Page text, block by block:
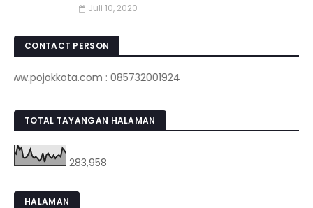
Juli 10, 2020
CONTACT PERSON
: 085732001924
TOTAL TAYANGAN HALAMAN
283,958
HALAMAN